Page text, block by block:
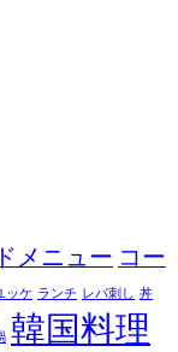
メニュー コー
ッケ ランチ レバ刺し 丼
韓国料理